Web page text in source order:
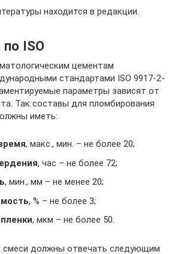
находится в редакции.
ISO
цементам
стандартами ISO 9917-2-
параметры зависят от
Так составы для пломбирования
иметь:
, макс., мин. – не более 20;
, час – не более 72;
, мин., мм – не менее 20;
, % – не более 3;
, мкм – не более 50.
смеси должны отвечать следующим